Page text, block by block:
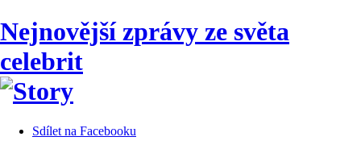
Nejnovější zprávy ze světa
celebrit
Sdílet na Facebooku